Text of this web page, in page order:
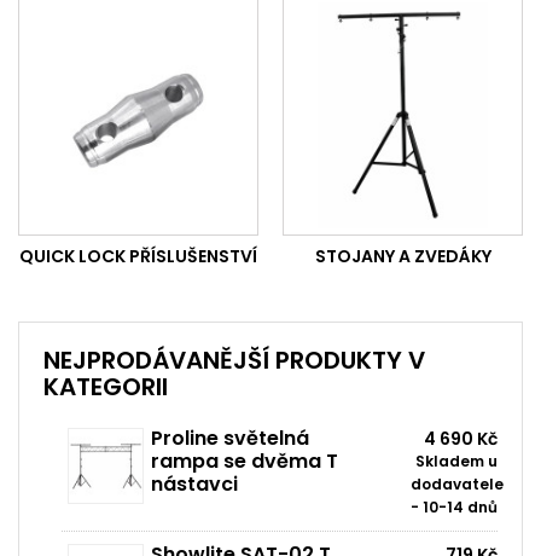
QUICK LOCK PŘÍSLUŠENSTVÍ STOJANY A ZVEDÁKY
NEJPRODÁVANĚJŠÍ PRODUKTY V
KATEGORII
Proline světelná
rampa se dvěma T
nástavci
4 690 Kč
Skladem u
dodavatele
- 10-14 dnů